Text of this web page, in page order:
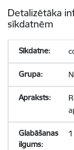
Detalizētāka
sīkdatnēm